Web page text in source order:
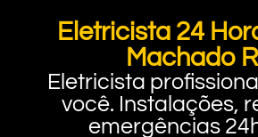
Eletricista 24
Machado
Eletricista
você. Instalações,
emergências